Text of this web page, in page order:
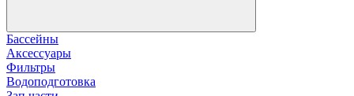
Бассейны
Аксессуары
Фильтры
Водоподготовка